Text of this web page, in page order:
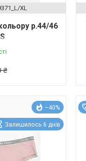
XL
р.44/46
₴
–40%
Залишилось 6 днів